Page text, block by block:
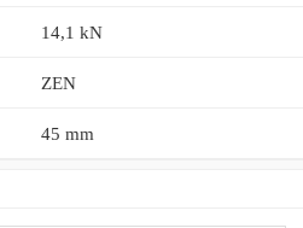
14,1 kN
ZEN
45 mm